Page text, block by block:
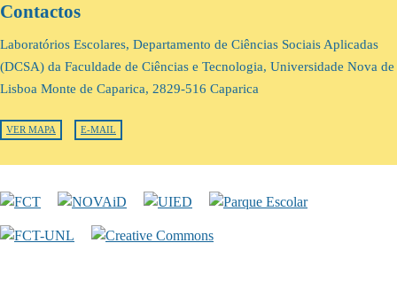
Contactos
Laboratórios Escolares, Departamento de Ciências Sociais Aplicadas
(DCSA) da Faculdade de Ciências e Tecnologia, Universidade Nova de
Lisboa Monte de Caparica, 2829-516 Caparica
VER MAPA E-MAIL